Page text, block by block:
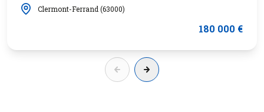
Clermont-Ferrand (63000)
180 000 €